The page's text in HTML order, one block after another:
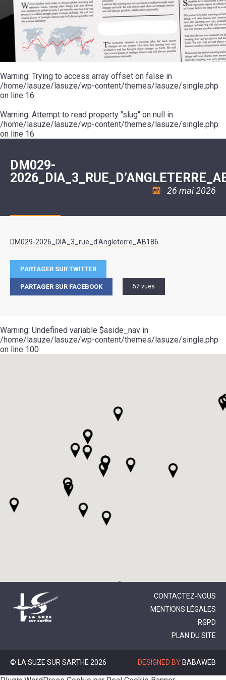
20ÈME
SIÈCLE
RÉUNIONS
DU
CONSEIL
MUNICIPAL
ARRÊTÉS
DÉCISIONS
MAIRE
MOT
DE
LA
MINORITÉ
LES
ÉCOLES
COLLÈGE
ESPACE
JEUNES
11
18
:
ASSOCIATION
COULÉE
DOUCE
ENVIRONNEMENT
L'EAU
L'ASSAINISSEMENT
RÉSIDENCE
AUTONOMIE
LE
CCAS
LA
POLICE
SÉCURITÉ
/
RISQUES
MAJEURS
MUSIQUE
L'ÉCOLE
COMMUNAUTAIRE
DANSE
PISCINE
ASSOCIATIONS
VOIE
VERTE
VISITES
DÉCOUVERTES
LES
RANDONNÉES
LE
POUR
CAMPING-
CARS
TENTES
CARAVANES
LA
HALTE
FLUVIALE
LA
SUZE
Warning: Trying to access array offset on false in
/home/lasuze/lasuze/wp-content/themes/lasuze/single.php
on line 16
Warning: Attempt to read property "slug" on null in
/home/lasuze/lasuze/wp-content/themes/lasuze/single.php
on line 16
DM029-
26 mai 2026
DM029-2026_DIA_3_rue_d'Angleterre_AB186
PARTAGER SUR TWITTER
PARTAGER SUR FACEBOOK 57 vues
Warning: Undefined variable $aside_nav in
/home/lasuze/lasuze/wp-content/themes/lasuze/single.php
on line 100
CONTACTEZ-NOUS
MENTIONS LÉGALES
RGPD
PLAN DU SITE
© LA SUZE SUR SARTHE 2026 DESIGNED BY BABAWEB